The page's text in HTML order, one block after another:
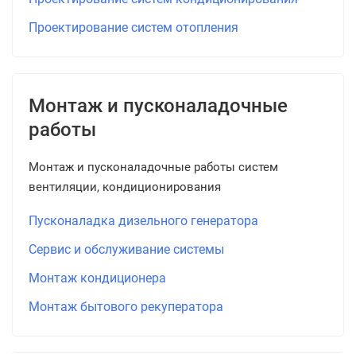
Проектирование систем отопления
Монтаж и пусконаладочные
работы
Монтаж и пусконаладочные работы систем
вентиляции, кондиционирования
Пусконаладка дизельного генератора
Сервис и обслуживание системы
Монтаж кондиционера
Монтаж бытового рекуператора